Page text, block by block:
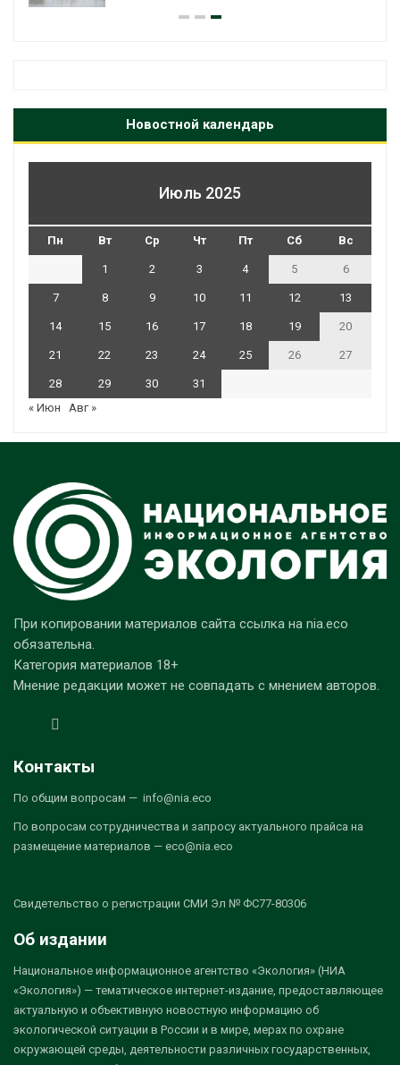
Новостной календарь
Июль 2025
Пн Вт Ср Чт Пт Сб Вс
1 2 3 4 5 6
7 8 9 10 11 12 13
14 15 16 17 18 19 20
21 22 23 24 25 26 27
28 29 30
31
« Июн
Авг »
При копировании материалов сайта ссылка на nia.eco
обязательна.
Категория материалов 18+
Мнение редакции может не совпадать с мнением авторов.
Контакты
По общим вопросам — info@nia.eco
По вопросам сотрудничества и запросу актуального прайса на
размещение материалов — eco@nia.eco
Свидетельство о регистрации СМИ Эл № ФС77-80306
Об издании
Национальное информационное агентство «Экология» (НИА
«Экология») — тематическое интернет-издание, предоставляющее
актуальную и объективную новостную информацию об
экологической ситуации в России и в мире, мерах по охране
окружающей среды, деятельности различных государственных,